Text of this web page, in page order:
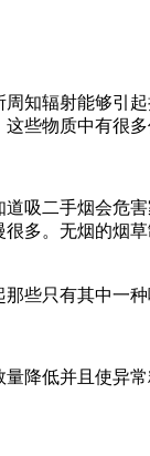
知辐射能够引
这些物质中有很
吸二手烟会危
多。无烟的烟
些只有其中一
量降低并且使异